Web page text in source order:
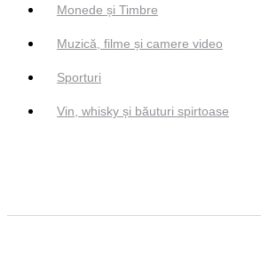
Monede și Timbre
Muzică, filme și camere video
Sporturi
Vin, whisky și băuturi spirtoase